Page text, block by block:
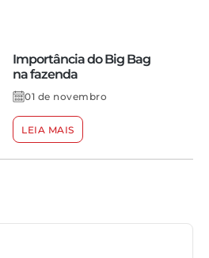
Importância do Big Bag
na fazenda
01 de novembro
LEIA MAIS